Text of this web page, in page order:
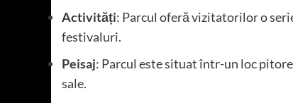
Activități: Parcul oferă vizitatorilor o
festivaluri.
Peisaj: Parcul este situat într-un loc
sale.